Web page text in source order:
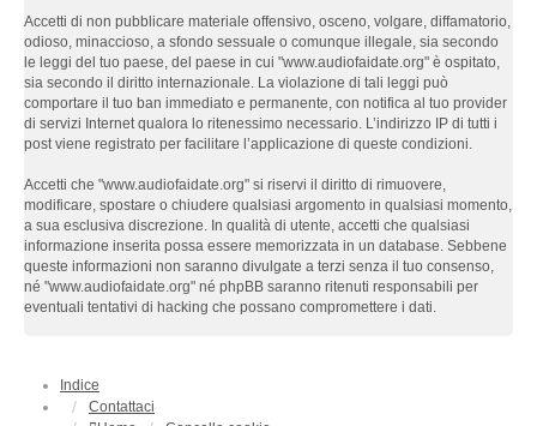
Accetti di non pubblicare materiale offensivo, osceno, volgare, diffamatorio,
odioso, minaccioso, a sfondo sessuale o comunque illegale, sia secondo
le leggi del tuo paese, del paese in cui "www.audiofaidate.org" è ospitato,
sia secondo il diritto internazionale. La violazione di tali leggi può
comportare il tuo ban immediato e permanente, con notifica al tuo provider
di servizi Internet qualora lo ritenessimo necessario. L’indirizzo IP di tutti i
post viene registrato per facilitare l’applicazione di queste condizioni.
Accetti che "www.audiofaidate.org" si riservi il diritto di rimuovere,
modificare, spostare o chiudere qualsiasi argomento in qualsiasi momento,
a sua esclusiva discrezione. In qualità di utente, accetti che qualsiasi
informazione inserita possa essere memorizzata in un database. Sebbene
queste informazioni non saranno divulgate a terzi senza il tuo consenso,
né "www.audiofaidate.org" né phpBB saranno ritenuti responsabili per
eventuali tentativi di hacking che possano compromettere i dati.
Indice
Contattaci